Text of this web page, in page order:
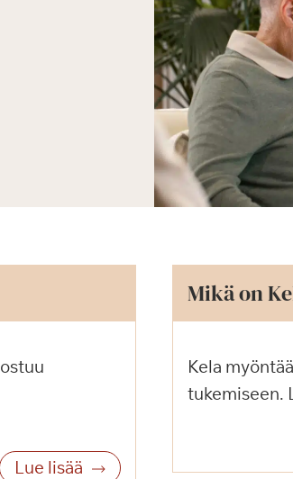
Lue lisää
Mikä on
Kela
tukemiseen.